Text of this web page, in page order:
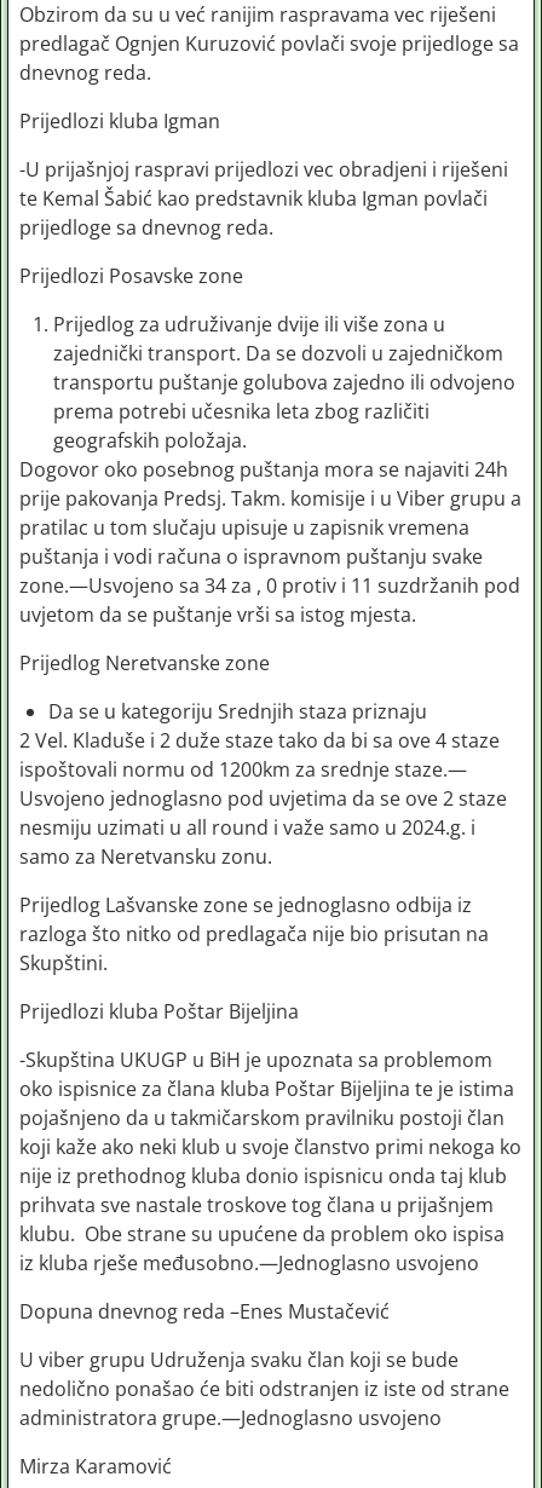
Obzirom da su u već ranijim raspravama vec riješeni
predlagač Ognjen Kuruzović povlači svoje prijedloge sa
dnevnog reda.
Prijedlozi kluba Igman
-U prijašnjoj raspravi prijedlozi vec obradjeni i riješeni
te Kemal Šabić kao predstavnik kluba Igman povlači
prijedloge sa dnevnog reda.
Prijedlozi Posavske zone
Prijedlog za udruživanje dvije ili više zona u
zajednički transport. Da se dozvoli u zajedničkom
transportu puštanje golubova zajedno ili odvojeno
prema potrebi učesnika leta zbog različiti
geografskih položaja.
Dogovor oko posebnog puštanja mora se najaviti 24h
prije pakovanja Predsj. Takm. komisije i u Viber grupu a
pratilac u tom slučaju upisuje u zapisnik vremena
puštanja i vodi računa o ispravnom puštanju svake
zone.—Usvojeno sa 34 za , 0 protiv i 11 suzdržanih pod
uvjetom da se puštanje vrši sa istog mjesta.
Prijedlog Neretvanske zone
Da se u kategoriju Srednjih staza priznaju
2 Vel. Kladuše i 2 duže staze tako da bi sa ove 4 staze
ispoštovali normu od 1200km za srednje staze.—
Usvojeno jednoglasno pod uvjetima da se ove 2 staze
nesmiju uzimati u all round i važe samo u 2024.g. i
samo za Neretvansku zonu.
Prijedlog Lašvanske zone se jednoglasno odbija iz
razloga što nitko od predlagača nije bio prisutan na
Skupštini.
Prijedlozi kluba Poštar Bijeljina
-Skupština UKUGP u BiH je upoznata sa problemom
oko ispisnice za člana kluba Poštar Bijeljina te je istima
pojašnjeno da u takmičarskom pravilniku postoji član
koji kaže ako neki klub u svoje članstvo primi nekoga ko
nije iz prethodnog kluba donio ispisnicu onda taj klub
prihvata sve nastale troskove tog člana u prijašnjem
klubu. Obe strane su upućene da problem oko ispisa
iz kluba rješe međusobno.—Jednoglasno usvojeno
Dopuna dnevnog reda –Enes Mustačević
U viber grupu Udruženja svaku član koji se bude
nedolično ponašao će biti odstranjen iz iste od strane
administratora grupe.—Jednoglasno usvojeno
Mirza Karamović